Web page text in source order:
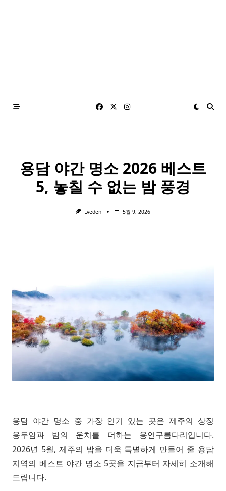
용담 야간 명소 2026 베스트
5, 놓칠 수 없는 밤 풍경
Lveden 5월 9, 2026
용담 야간 명소 중 가장 인기 있는 곳은 제주의 상징
용두암과 밤의 운치를 더하는 용연구름다리입니다.
2026년 5월, 제주의 밤을 더욱 특별하게 만들어 줄 용담
지역의 베스트 야간 명소 5곳을 지금부터 자세히 소개해
드립니다.